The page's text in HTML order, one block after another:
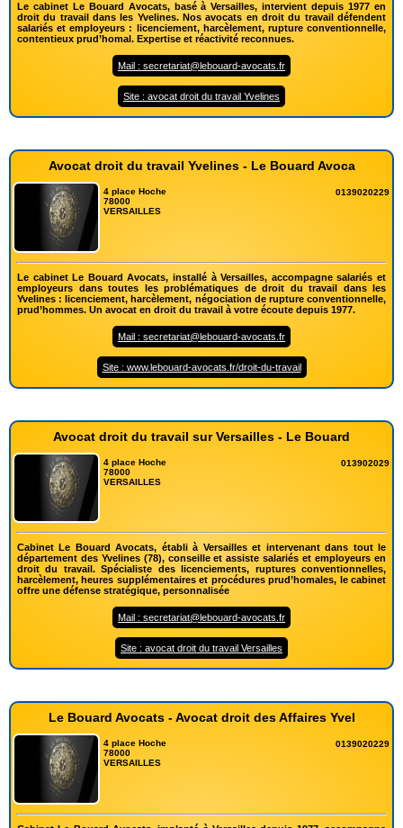
Le cabinet Le Bouard Avocats, basé à Versailles, intervient depuis 1977 en
droit du travail dans les Yvelines. Nos avocats en droit du travail défendent
salariés et employeurs : licenciement, harcèlement, rupture conventionnelle,
contentieux prud’homal. Expertise et réactivité reconnues.
Mail : secretariat@lebouard-avocats.fr
Site : avocat droit du travail Yvelines
Avocat droit du travail Yvelines - Le Bouard Avoca
4 place Hoche
78000
VERSAILLES
0139020229
Le cabinet Le Bouard Avocats, installé à Versailles, accompagne salariés et
employeurs dans toutes les problématiques de droit du travail dans les
Yvelines : licenciement, harcèlement, négociation de rupture conventionnelle,
prud’hommes. Un avocat en droit du travail à votre écoute depuis 1977.
Mail : secretariat@lebouard-avocats.fr
Site : www.lebouard-avocats.fr/droit-du-travail
Avocat droit du travail sur Versailles - Le Bouard
4 place Hoche
78000
VERSAILLES
013902029
Cabinet Le Bouard Avocats, établi à Versailles et intervenant dans tout le
département des Yvelines (78), conseille et assiste salariés et employeurs en
droit du travail. Spécialiste des licenciements, ruptures conventionnelles,
harcèlement, heures supplémentaires et procédures prud’homales, le cabinet
offre une défense stratégique, personnalisée
Mail : secretariat@lebouard-avocats.fr
Site : avocat droit du travail Versailles
Le Bouard Avocats - Avocat droit des Affaires Yvel
4 place Hoche
78000
VERSAILLES
0139020229